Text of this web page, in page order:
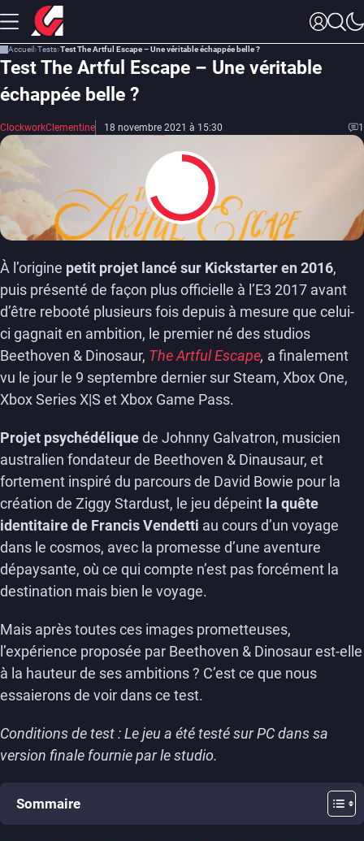
Accueil Tests Test The Artful Escape – Une véritable échappée belle ?
Test The Artful Escape – Une véritable
échappée belle ?
ClockworkClementine 18 novembre 2021 à 15:30 1
7
À l’origine petit projet lancé sur Kickstarter en 2016,
puis présenté de façon plus officielle à l’E3 2017 avant
d’être rebooté plusieurs fois depuis à mesure que celui-
ci gagnait en ambition, le premier né des studios
Beethoven & Dinosaur, The Artful Escape, a finalement
vu le jour le 9 septembre dernier sur Steam, Xbox One,
Xbox Series X|S et Xbox Game Pass.
Projet psychédéliquede Johnny Galvatron, musicien
australien fondateur de Beethoven & Dinausaur, et
fortement inspiré du parcours de David Bowie pour la
création de Ziggy Stardust, le jeu dépeint la quête
identitaire de Francis Vendetti au cours d’un voyage
dans le cosmos, avec la promesse d’une aventure
dépaysante, où ce qui compte n’est pas forcément la
destination mais bien le voyage.
Mais après toutes ces images prometteuses,
l’expérience proposée par Beethoven & Dinosaur est-elle
à la hauteur de ses ambitions ? C’est ce que nous
essaierons de voir dans ce test.
Conditions de test : Le jeu a été testé sur PC dans sa
version finale fournie par le studio.
Sommaire